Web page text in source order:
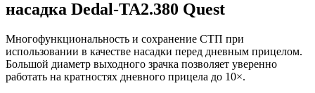
насадка Dedal-TA2.380 Quest
Многофункциональность и сохранение СТП при
использовании в качестве насадки перед дневным прицелом.
Большой диаметр выходного зрачка позволяет уверенно
работать на кратностях дневного прицела до 10×.